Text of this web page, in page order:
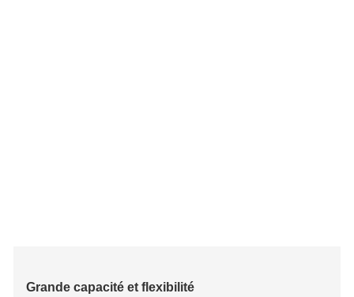
Grande capacité et flexibilité